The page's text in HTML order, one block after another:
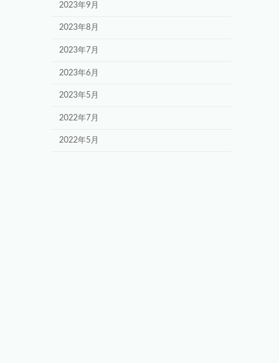
2023年9月
2023年8月
2023年7月
2023年6月
2023年5月
2022年7月
2022年5月